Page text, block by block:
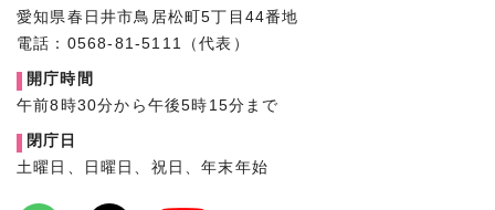
愛知県春日井市鳥居松町5丁目44番地
電話：0568-81-5111（代表）
開庁時間
午前8時30分から午後5時15分まで
閉庁日
土曜日、日曜日、祝日、年末年始